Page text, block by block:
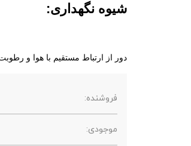
شیوه نگهداری:
دور از ارتباط مستقیم با هوا و رطوبت
فروشنده:
موجودی: